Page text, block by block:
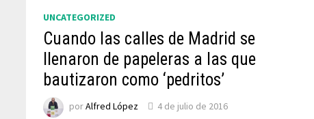
UNCATEGORIZED
Cuando las calles de Madrid se
llenaron de papeleras a las que
bautizaron como ‘pedritos’
porAlfred López 4 de julio de 2016